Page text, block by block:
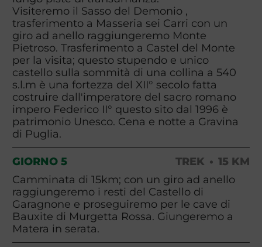
Visiteremo il Sasso del Demonio ,
trasferimento a Masseria sei Carri con un
giro ad anello raggiungeremo Monte
Pietroso. Trasferimento a Castel del Monte
per la visita; questo stupendo e unico
castello sulla sommità di una collina a 540
s.l.m è una fortezza del XII° secolo fatta
costruire dall'imperatore del sacro romano
impero Federico II° questo sito dal 1996 è
patrimonio Unesco. Cena e notte a Gravina
di Puglia.
GIORNO 5 TREK
15 KM
Camminata di 15km; con un giro ad anello
raggiungeremo i resti del Castello di
Garagnone e proseguiremo per le cave di
Bauxite di Murgetta Rossa. Giungeremo a
Matera in serata.